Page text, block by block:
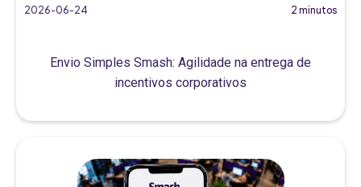
2026-06-24 2 minutos
Envio Simples Smash: Agilidade na entrega de
incentivos corporativos